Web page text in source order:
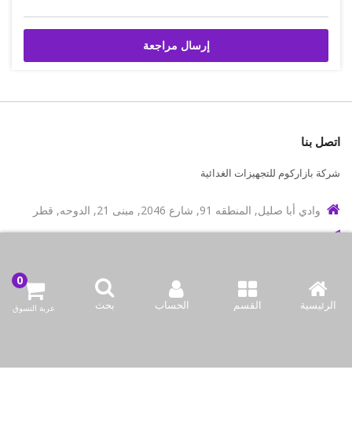
الرئيسية القسم الحساب بحث عربة التسوق
إرسال مراجعة
اتصل بنا
شركة بازاركوم للتجهيزات الغدائية
وادي أبا صليل, المنطقه 91, شارع 2046, مبنى 21, الدوحه, قطر
info@bazaar.com.qa
سياسة المتجر